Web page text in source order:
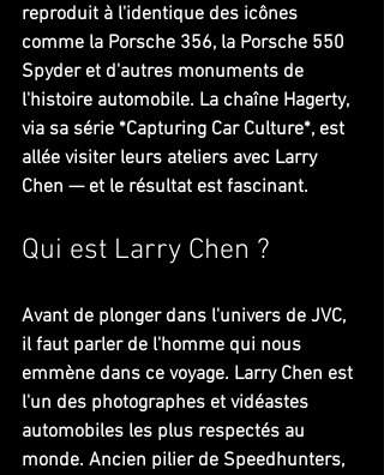
reproduit à l'identique des icônes
comme la Porsche 356, la Porsche 550
Spyder et d'autres monuments de
l'histoire automobile. La chaîne Hagerty,
via sa série *Capturing Car Culture*, est
allée visiter leurs ateliers avec Larry
Chen — et le résultat est fascinant.
Qui est Larry Chen ?
Avant de plonger dans l'univers de JVC,
il faut parler de l'homme qui nous
emmène dans ce voyage. Larry Chen est
l'un des photographes et vidéastes
automobiles les plus respectés au
monde. Ancien pilier de Speedhunters,